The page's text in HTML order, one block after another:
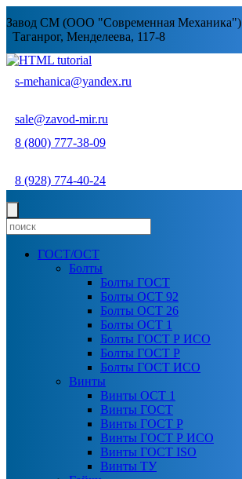
Завод СМ (ООО "Современная Механика")
Таганрог, Менделеева, 117-8
s-mehanica@yandex.ru
sale@zavod-mir.ru
8 (800) 777-38-09
8 (928) 774-40-24
ГОСТ/ОСТ
Болты
Болты ГОСТ
Болты ОСТ 92
Болты ОСТ 26
Болты ОСТ 1
Болты ГОСТ Р ИСО
Болты ГОСТ Р
Болты ГОСТ ИСО
Винты
Винты ОСТ 1
Винты ГОСТ
Винты ГОСТ Р
Винты ГОСТ Р ИСО
Винты ГОСТ ISO
Винты ТУ